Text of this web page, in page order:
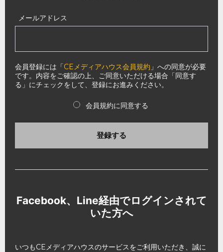
メールアドレス
会員登録には「CEメディアハウス会員規約 」への同意が必要
です。内容をご確認の上、ご同意いただける場合「同意す
る」にチェックをして、登録にお進みください。
会員規約に同意する
登録する
Facebook、Line経由でログインされて
いた方へ
いつもCEメディアハウスのサービスをご利用いただき、誠に